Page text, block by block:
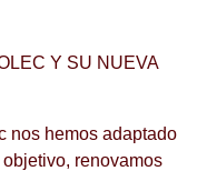
Y SU NUEVA
nos hemos adaptado
renovamos